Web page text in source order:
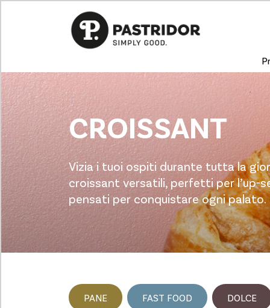
CROISSANT
Vizia i tuoi ospiti durante tutta la
croissant versatili, perfetti per l’up-
pensati per conquistare ogni palato.
PANE FAST FOOD DOLCE